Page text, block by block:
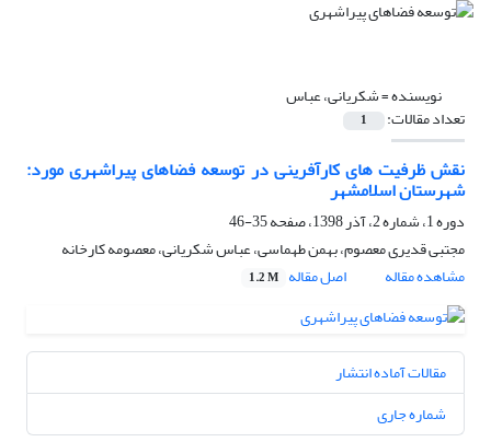
نویسنده =شکریانی، عباس
تعداد مقالات: 1
نقش ظرفیت های کارآفرینی در توسعه فضاهای پیراشهری مورد:
شهرستان اسلامشهر
دوره 1، شماره 2، آذر 1398، صفحه
35-46
مجتبی قدیری معصوم، بهمن طهماسی، عباس شکریانی، معصومه کارخانه
مشاهده مقاله
اصل مقاله 1.2 M
مقالات آماده انتشار
شماره جاری